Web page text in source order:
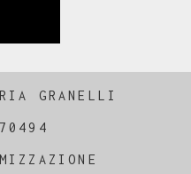
GRANELLI